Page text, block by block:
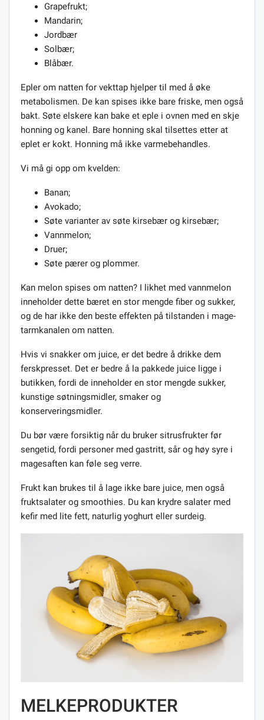
Grapefrukt;
Mandarin;
Jordbær
Solbær;
Blåbær.
Epler om natten for vekttap hjelper til med å øke
metabolismen. De kan spises ikke bare friske, men også
bakt. Søte elskere kan bake et eple i ovnen med en skje
honning og kanel. Bare honning skal tilsettes etter at
eplet er kokt. Honning må ikke varmebehandles.
Vi må gi opp om kvelden:
Banan;
Avokado;
Søte varianter av søte kirsebær og kirsebær;
Vannmelon;
Druer;
Søte pærer og plommer.
Kan melon spises om natten? I likhet med vannmelon
inneholder dette bæret en stor mengde fiber og sukker,
og de har ikke den beste effekten på tilstanden i mage-
tarmkanalen om natten.
Hvis vi snakker om juice, er det bedre å drikke dem
ferskpresset. Det er bedre å la pakkede juice ligge i
butikken, fordi de inneholder en stor mengde sukker,
kunstige søtningsmidler, smaker og
konserveringsmidler.
Du bør være forsiktig når du bruker sitrusfrukter før
sengetid, fordi personer med gastritt, sår og høy syre i
magesaften kan føle seg verre.
Frukt kan brukes til å lage ikke bare juice, men også
fruktsalater og smoothies. Du kan krydre salater med
kefir med lite fett, naturlig yoghurt eller surdeig.
MELKEPRODUKTER